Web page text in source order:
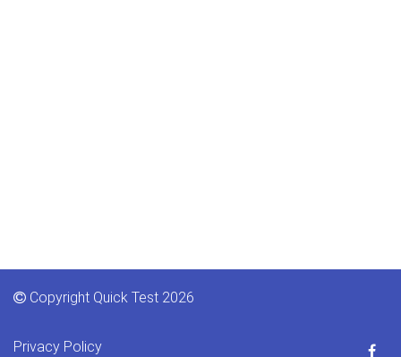
Copyright Quick Test 2026
Privacy Policy